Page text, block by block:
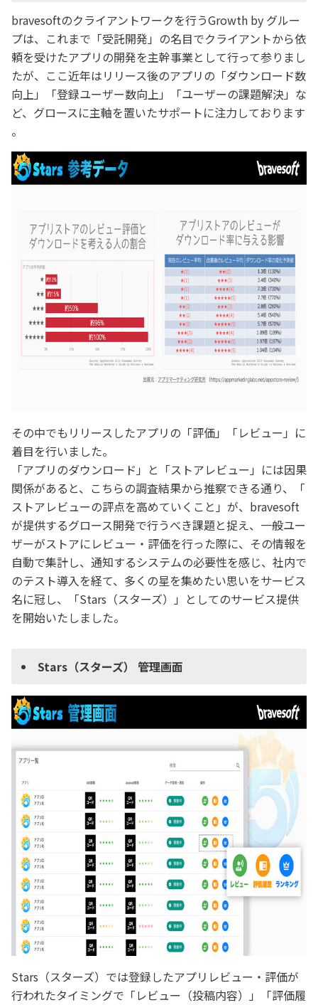
bravesoftのクライアントワークを行うGrowth by グルー
プは、これまで「受託開発」の名目でクライアントから依
頼を受けたアプリの開発を主幹事業として行って参りまし
たが、ここ近年はリリース後のアプリの「ダウンロード数
向上」「登録ユーザー数向上」「ユーザーの課題解決」な
ど、グロースに主軸を置いたサポートに注力しております
。
その中でもリリースしたアプリの「評価」「レビュー」に
着目を行いました。
「アプリのダウンロード」と「ストアレビュー」には因果
関係があると、こちらの調査結果から推察できる通り、「
ストアレビューの評点を高めていくこと」が、bravesoft
が提供するグロース開発で行うべき課題と捉え、一般ユー
ザーがストアにレビュー・評価を行った際に、その情報を
自動で集計し、通知するシステムの必要性を感じ、社内で
のテスト導入を経て、多くの星を集めたい思いをサービス
名に冠し、「Stars（スターズ）」としてのサービス提供
を開始いたしました。
Stars（スターズ） 管理画面​
Stars（スターズ）では登録したアプリレビュー・評価が
行われたタイミングで「レビュー（投稿内容）」「評価履